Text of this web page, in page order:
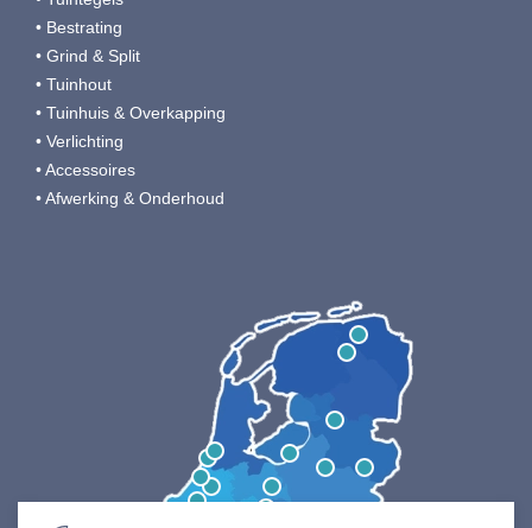
• Bestrating
• Grind & Split
• Tuinhout
• Tuinhuis & Overkapping
• Verlichting
• Accessoires
• Afwerking & Onderhoud